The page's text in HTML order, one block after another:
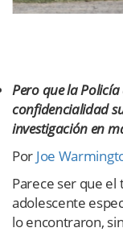
Pero que la
confidencialidad
investigación en
Por Joe
Parece ser que el
adolescente
lo encontraron,